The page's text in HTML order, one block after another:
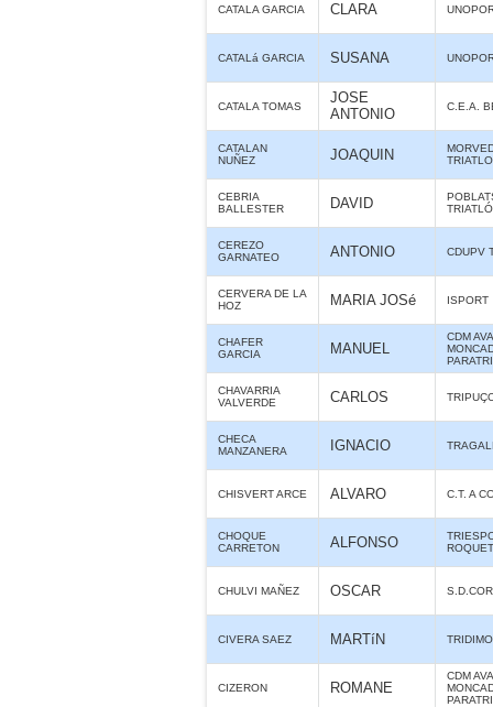
CATALA GARCIA CLARA
CATALá GARCIA SUSANA
CATALA TOMAS
JOSE
ANTONIO
C.E.A.
CATALAN
NUÑEZ
JOAQUIN
CEBRIA
BALLESTER
DAVID
TRIATLÓ
CEREZO
GARNATEO
ANTONIO CDUPV
CERVERA DE LA
HOZ
MARIA JOSé ISPORT
CHAFER
GARCIA
MANUEL
CDM
CHAVARRIA
VALVERDE
CARLOS
CHECA
MANZANERA
IGNACIO
CHISVERT ARCE ALVARO C.T. A
CHOQUE
CARRETON
ALFONSO
CHULVI MAÑEZ OSCAR
CIVERA SAEZ MARTíN
CIZERON ROMANE
CDM